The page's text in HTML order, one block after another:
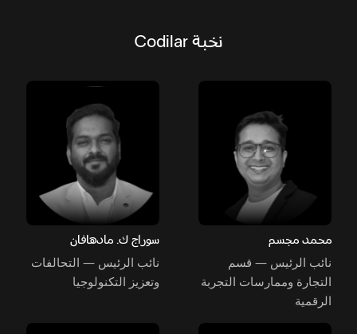
نخبة Codilar
محمد مجسم
نائب الرئيس — قسم
التجارة وممارسات التجربة
الرقمية
سوراج ك. مادهافان
نائب الرئيس — التحالفات
وتعزيز التكنولوجيا